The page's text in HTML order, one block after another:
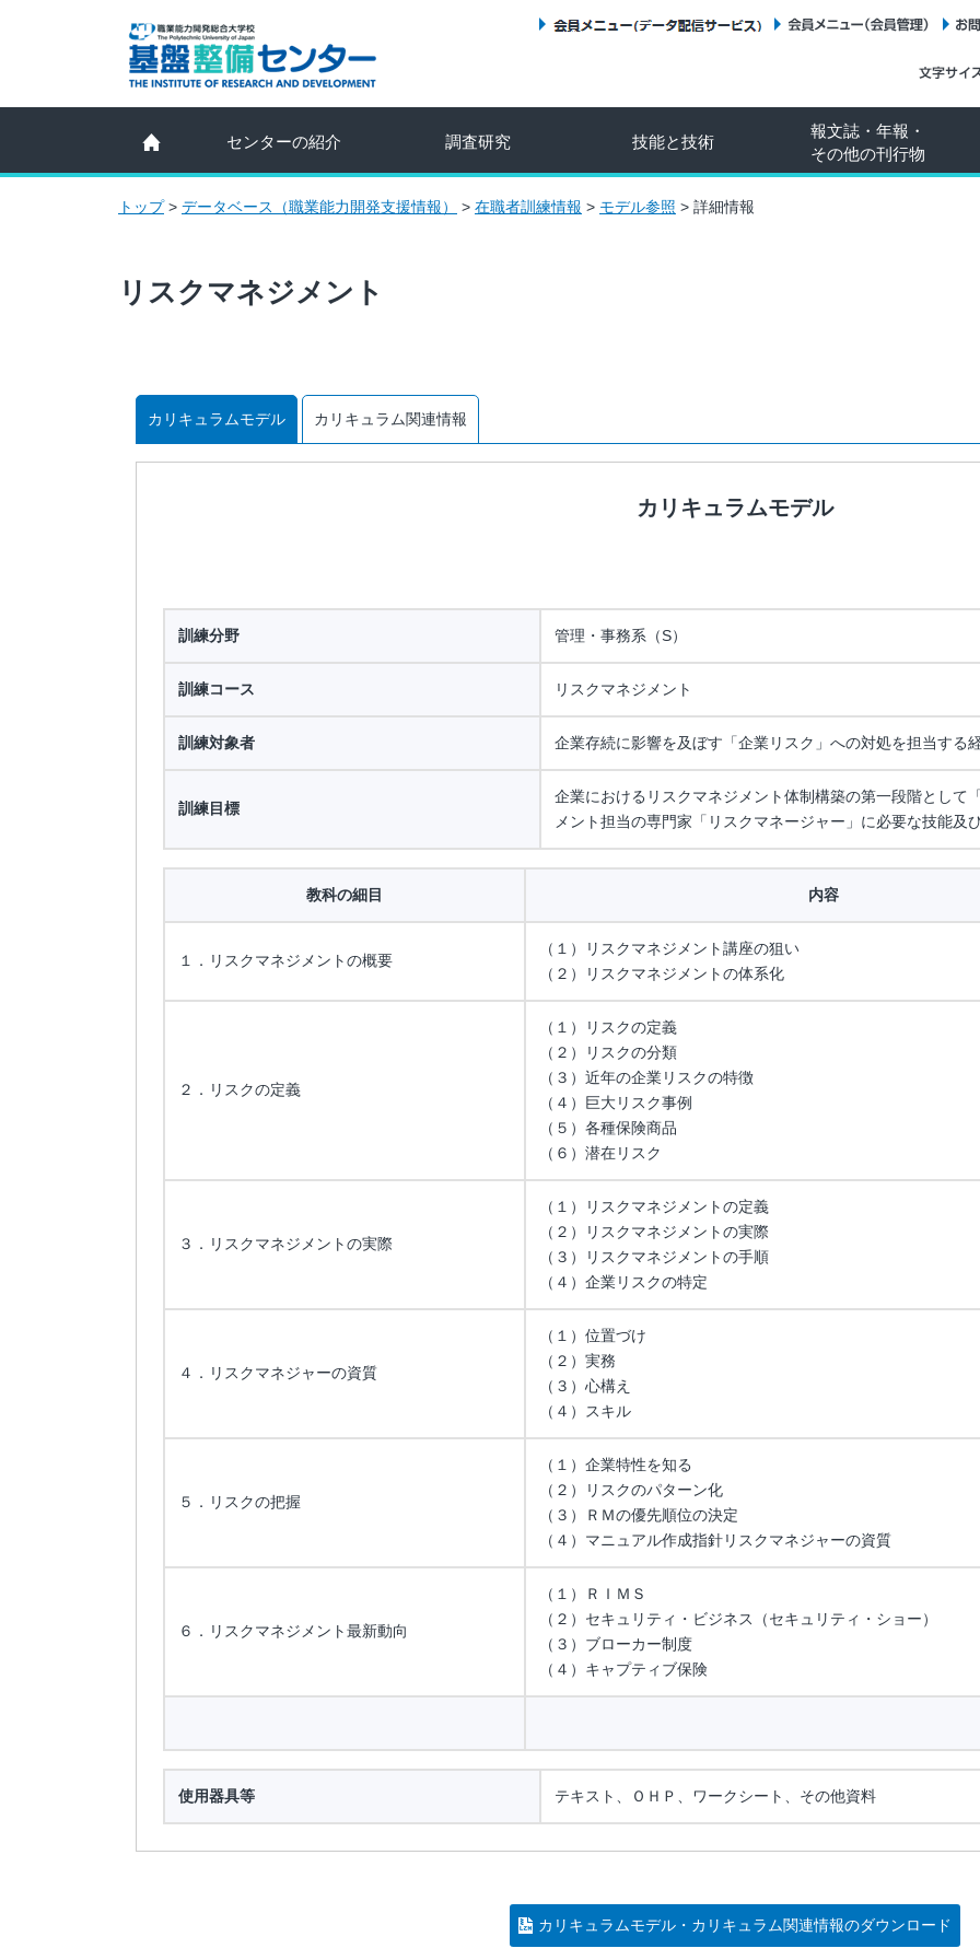
センターの紹介 調査研究 技能と技術
報文誌・年報・
その他の刊行物
トップ> データベース（職業能力開発支援情報） > 在職者訓練情報 > モデル参照 > 詳細情報
リスクマネジメント
カリキュラムモデル カリキュラム関連情報
カリキュラムモデル
訓練分野 管理・事務系（S）
訓練コース リスクマネジメント
訓練対象者 企業存続に影響を及ぼす「企業リスク」への対処を担当する
訓練目標
企業におけるリスクマネジメント体制構築の第一段階として
メント担当の専門家「リスクマネージャー」に必要な技能及
教科の細目 内容
１．リスクマネジメントの概要
（１）リスクマネジメント講座の狙い
（２）リスクマネジメントの体系化
２．リスクの定義
（１）リスクの定義
（２）リスクの分類
（３）近年の企業リスクの特徴
（４）巨大リスク事例
（５）各種保険商品
（６）潜在リスク
３．リスクマネジメントの実際
（１）リスクマネジメントの定義
（２）リスクマネジメントの実際
（３）リスクマネジメントの手順
（４）企業リスクの特定
４．リスクマネジャーの資質
（１）位置づけ
（２）実務
（３）心構え
（４）スキル
５．リスクの把握
（１）企業特性を知る
（２）リスクのパターン化
（３）ＲＭの優先順位の決定
（４）マニュアル作成指針リスクマネジャーの資質
６．リスクマネジメント最新動向
（１）ＲＩＭＳ
（２）セキュリティ・ビジネス（セキュリティ・ショー）
（３）ブローカー制度
（４）キャプティブ保険
使用器具等 テキスト、ＯＨＰ、ワークシート、その他資料
カリキュラムモデル・カリキュラム関連情報のダウンロード